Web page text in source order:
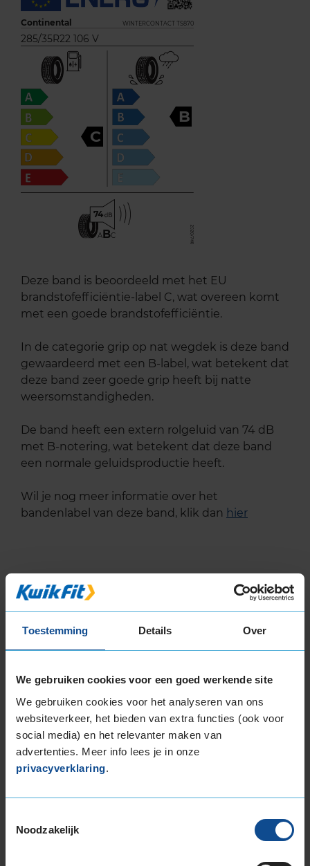
Toestemming Details Over
We gebruiken cookies voor een goed werkende site
We gebruiken cookies voor het analyseren van ons
websiteverkeer, het bieden van extra functies (ook voor
social media) en het relevanter maken van
advertenties. Meer info lees je in onze
privacyverklaring.
Noodzakelijk
Continental WINTERCONTACT TS870
285/35R22 106 V
C
B
74
ABC
Deze band is beoordeeld met het EU
brandstofefficiëntie-label C, wat overeen komt
met een goede brandstofefficiëntie.
In de categorie grip op nat wegdek is deze band
gewaardeerd met een B-label, wat betekent dat
deze band zeer goede grip heeft bij natte
weersomstandigheden.
De band heeft een extern rolgeluid van 74 dB
met B-notering, wat betekent dat deze band
een normale geluidsproductie heeft.
Wil je nog meer informatie over het
bandenlabel van deze band, klik dan hier
Bandenmontagepakketten
bandenmaat omvang (inch)
Montage Veilig & Zeker
Per band € 40,-